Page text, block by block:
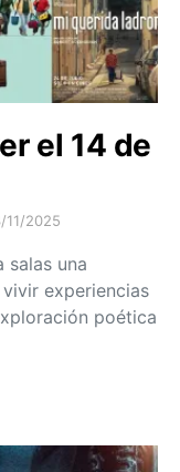
el 14 de
11/2025
salas una
experiencias
poética